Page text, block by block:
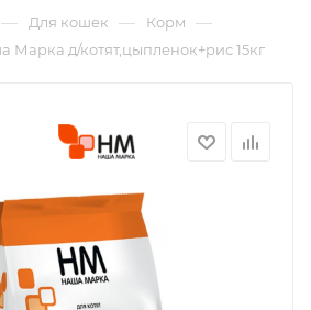
— Для кошек — Корм —
Марка д/котят,цыпленок+рис 15кг